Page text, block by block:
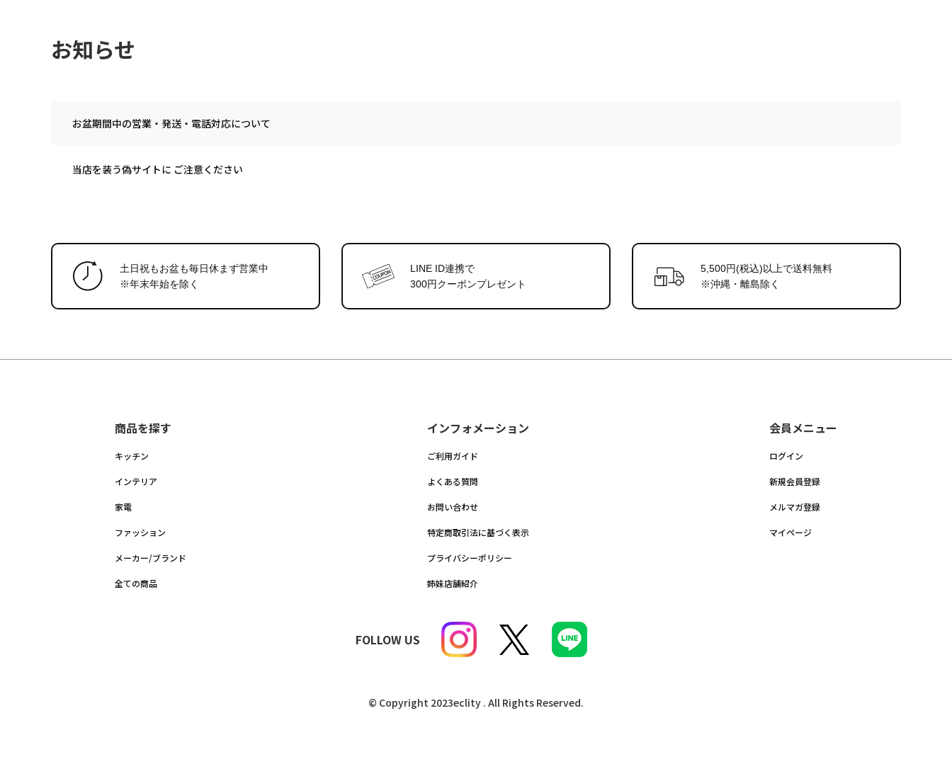
お知らせ
お盆期間中の営業・発送・電話対応について
当店を装う偽サイトに ご注意ください
土日祝もお盆も毎日休まず営業中
※年末年始を除く
LINE ID連携で
300円クーポンプレゼント
5,500円(税込)以上で送料無料
※沖縄・離島除く
商品を探す
キッチン
インテリア
家電
ファッション
メーカー/ブランド
全ての商品
インフォメーション
ご利用ガイド
よくある質問
お問い合わせ
特定商取引法に基づく表示
プライバシーポリシー
姉妹店舗紹介
会員メニュー
ログイン
新規会員登録
メルマガ登録
マイページ
FOLLOW US
© Copyright 2023eclity . All Rights Reserved.